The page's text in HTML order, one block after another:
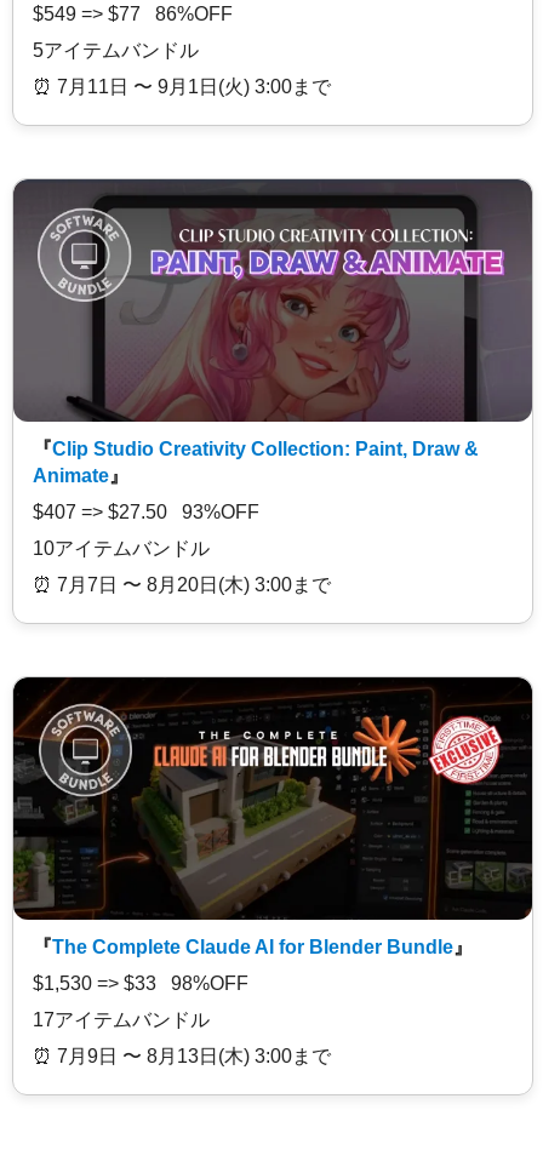
$549 => $77 86%OFF
5アイテムバンドル
⏰️ 7月11日 〜 9月1日(火) 3:00まで
『Clip Studio Creativity Collection: Paint, Draw &
Animate 』
$407 => $27.50 93%OFF
10アイテムバンドル
⏰️ 7月7日 〜 8月20日(木) 3:00まで
『The Complete Claude AI for Blender Bundle 』
$1,530 => $33 98%OFF
17アイテムバンドル
⏰️ 7月9日 〜 8月13日(木) 3:00まで